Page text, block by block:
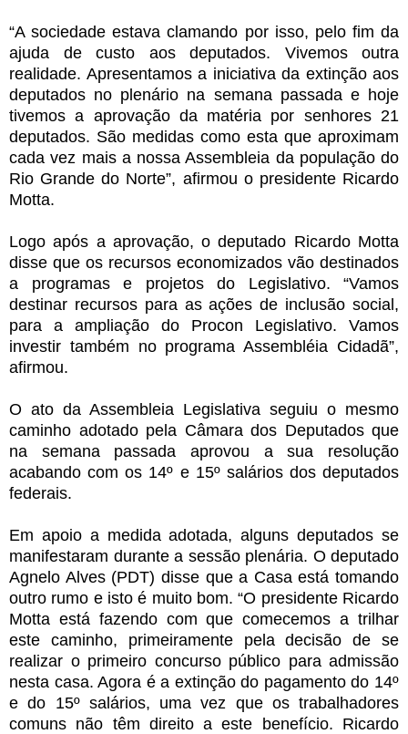
“A sociedade estava clamando por isso, pelo fim da
ajuda de custo aos deputados. Vivemos outra
realidade. Apresentamos a iniciativa da extinção aos
deputados no plenário na semana passada e hoje
tivemos a aprovação da matéria por senhores 21
deputados. São medidas como esta que aproximam
cada vez mais a nossa Assembleia da população do
Rio Grande do Norte”, afirmou o presidente Ricardo
Motta.
Logo após a aprovação, o deputado Ricardo Motta
disse que os recursos economizados vão destinados
a programas e projetos do Legislativo. “Vamos
destinar recursos para as ações de inclusão social,
para a ampliação do Procon Legislativo. Vamos
investir também no programa Assembléia Cidadã”,
afirmou.
O ato da Assembleia Legislativa seguiu o mesmo
caminho adotado pela Câmara dos Deputados que
na semana passada aprovou a sua resolução
acabando com os 14º e 15º salários dos deputados
federais.
Em apoio a medida adotada, alguns deputados se
manifestaram durante a sessão plenária. O deputado
Agnelo Alves (PDT) disse que a Casa está tomando
outro rumo e isto é muito bom. “O presidente Ricardo
Motta está fazendo com que comecemos a trilhar
este caminho, primeiramente pela decisão de se
realizar o primeiro concurso público para admissão
nesta casa. Agora é a extinção do pagamento do 14º
e do 15º salários, uma vez que os trabalhadores
comuns não têm direito a este benefício. Ricardo